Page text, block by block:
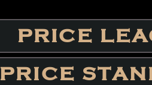
PRICE
PRICE